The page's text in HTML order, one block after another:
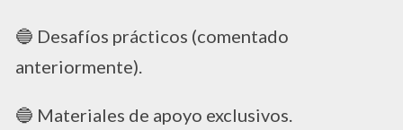
🔵​ Desafíos prácticos (comentado
anteriormente).
🔵​ Materiales de apoyo exclusivos.